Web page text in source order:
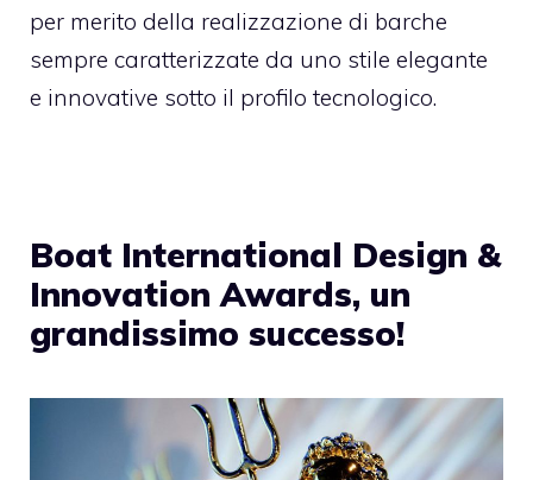
per merito della realizzazione di barche
sempre caratterizzate da uno stile elegante
e innovative sotto il profilo tecnologico.
Boat International Design &
Innovation Awards, un
grandissimo successo!